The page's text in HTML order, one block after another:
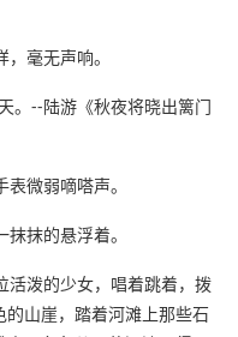
毫无声响。
。--陆游《秋夜将晓出篱门
微弱嘀嗒声。
抹的悬浮着。
活泼的少女，唱着跳着，拨
山崖，踏着河滩上那些石